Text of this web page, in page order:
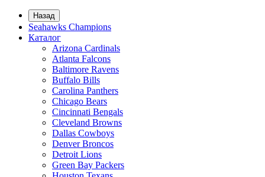
Назад
Seahawks Champions
Каталог
Arizona Cardinals
Atlanta Falcons
Baltimore Ravens
Buffalo Bills
Carolina Panthers
Chicago Bears
Cincinnati Bengals
Cleveland Browns
Dallas Cowboys
Denver Broncos
Detroit Lions
Green Bay Packers